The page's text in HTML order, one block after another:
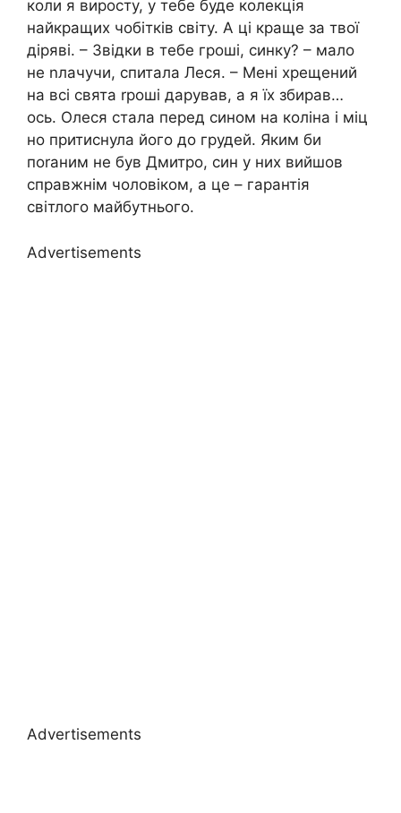
коли я виросту, у тебе буде колекція
найкращих чобітків світу. А ці краще за твої
діряві. – Звідки в тебе гроші, синку? – мало
не nлачучи, спитала Леся. – Мені хрещений
на всі свята rроші дарував, а я їх збирав…
ось. Олеся стала перед сином на коліна і міц
но притиснула його до грудей. Яким би
поrаним не був Дмитро, син у них вийшов
справжнім чоловіком, а це – гарантія
світлого майбутнього.
Advertisements
Advertisements